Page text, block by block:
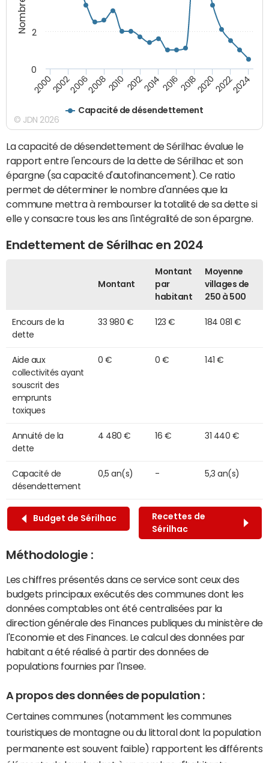
Capacité de désendettement
20002002200620082010 2012201420162018202020222024
0
2
© JDN 2026
La capacité de désendettement de Sérilhac évalue le
rapport entre l'encours de la dette de Sérilhac et son
épargne (sa capacité d'autofinancement). Ce ratio
permet de déterminer le nombre d'années que la
commune mettra à rembourser la totalité de sa dette si
elle y consacre tous les ans l'intégralité de son épargne.
Endettement de Sérilhac en 2024
Montant
Montant
par
habitant
Moyenne
villages de
250 à 500
Encours de la
dette
33 980 € 123 € 184 081 €
Aide aux
collectivités ayant
souscrit des
emprunts
toxiques
0 € 0 € 141 €
Annuité de la
dette
4 480 € 16 € 31 440 €
Capacité de
désendettement
0,5 an(s) - 5,3 an(s)
Budget de Sérilhac
Recettes de
Sérilhac
Méthodologie :
Les chiffres présentés dans ce service sont ceux des
budgets principaux exécutés des communes dont les
données comptables ont été centralisées par la
direction générale des Finances publiques du ministère de
l'Economie et des Finances. Le calcul des données par
habitant a été réalisé à partir des données de
populations fournies par l'Insee.
A propos des données de population :
Certaines communes (notamment les communes
touristiques de montagne ou du littoral dont la population
permanente est souvent faible) rapportent les différents